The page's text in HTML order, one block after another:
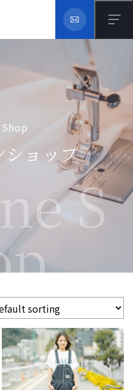
ショップ
S